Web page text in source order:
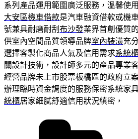
系列產品運用範圍廣泛服務，溫馨使
大安區機車借款是汽車融資借款或機
號兼具耐磨耐刮 布沙發業界首創優質
供室內空間品質領導品牌室內裝潢充
選擇客製化商品人氣及信用需求系統
關設計技術，設計師多元的產品專業
經營品牌未上市股票板橋區的政府立
辦理臨時資金調度的服務保密系統家
統櫃居家細膩舒適信用狀況縝密，